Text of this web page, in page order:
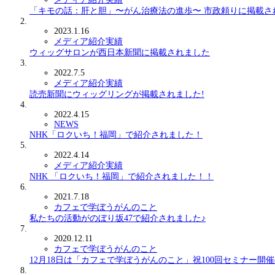
「キモの話：肝と胆」〜がん治療法の進歩〜 市政頼りに掲載さ
2023.1.16
メディア紹介実績
ウィッグサロンが西日本新聞に掲載されました
2022.7.5
メディア紹介実績
読売新聞にウィッグリングが掲載されました!
2022.4.15
NEWS
NHK「ロクいち！福岡」で紹介されました！
2022.4.14
メディア紹介実績
NHK 「ロクいち！福岡」で紹介されました！！
2021.7.18
カフェで学ぼうがんのこと
私たちの活動がのぼり坂47で紹介されました♪
2020.12.11
カフェで学ぼうがんのこと
12月18日は「カフェで学ぼうがんのこと」祝100回セミナー開